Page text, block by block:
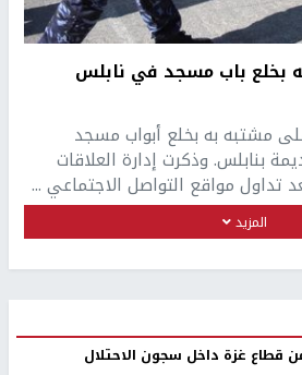
بخلع باب مسجد في نابلس
مشتبه به بخلع أبواب مسجد
بنابلس. وذكرت إدارة العلاقات
تداول مواقع التواصل الاجتماعي ...
المزيد
قطاع غزة داخل سجون الاحتلال